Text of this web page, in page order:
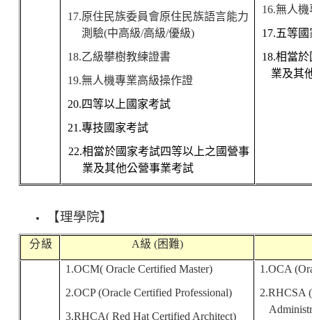
17.原住民族委員會原住民族語言能力
測驗(中高級/高級/優級)
18.乙級攀樹教練證書
19.無人機專業高級操作證
20.四等以上國家考試
21.專技國家考試
22.相當於國家考試四等以上之國營事
業及其他公營事業考試
16.無人機
17.五等
18.相當於
業及其
【理學院】
分 級 A級 (困難)
1.OCM( Oracle Certified Master)
2.OCP (Oracle Certified Professional)
3.RHCA( Red Hat Certified Architect)
1.OCA
2.RHCSA